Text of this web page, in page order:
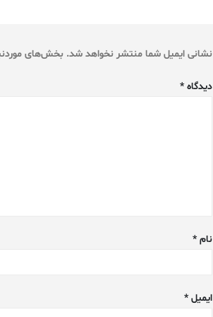
نشانی ایمیل شما منتشر نخواهد شد. بخش‌های
دیدگاه *
نام *
ایمیل *